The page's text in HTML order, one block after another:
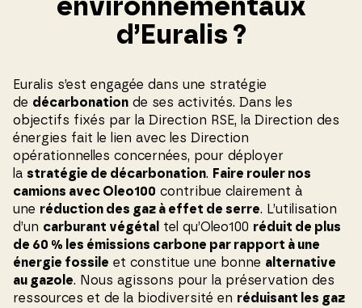
environnementaux
d’Euralis ?
Euralis s’est engagée dans une stratégie
de décarbonation de ses activités. Dans les
objectifs fixés par la Direction RSE, la Direction des
énergies fait le lien avec les Direction
opérationnelles concernées, pour déployer
la stratégie de décarbonation. Faire rouler nos
camions avec Oleo100 contribue clairement à
une réduction des gaz à effet de serre. L’utilisation
d’un carburant végétal tel qu’Oleo100 réduit de plus
de 60 % les émissions carbone par rapport à une
énergie fossile et constitue une bonne alternative
au gazole. Nous agissons pour la préservation des
ressources et de la biodiversité en réduisant les gaz